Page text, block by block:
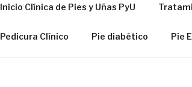
Inicio Clínica de Pies y Uñas PyU
Pedicura Clínico Pie diabético Pie